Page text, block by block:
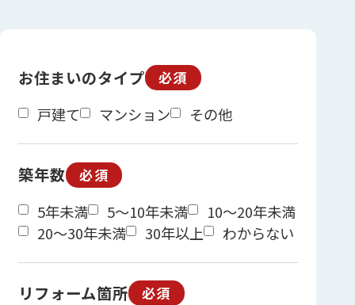
お住まいのタイプ 必須
戸建て マンション その他
築年数 必須
5年未満 5～10年未満
10～20年未満
20～30年未満
30年以上 わからない
リフォーム箇所 必須